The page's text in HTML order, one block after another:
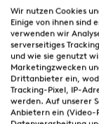
Wir nutzen Cookies
Einige von ihnen sind
verwenden wir
serverseitiges
und wie sie genutzt
Marketingzwecken
Drittanbieter ein,
Tracking-Pixel, IP-
werden. Auf unserer
Anbietern ein